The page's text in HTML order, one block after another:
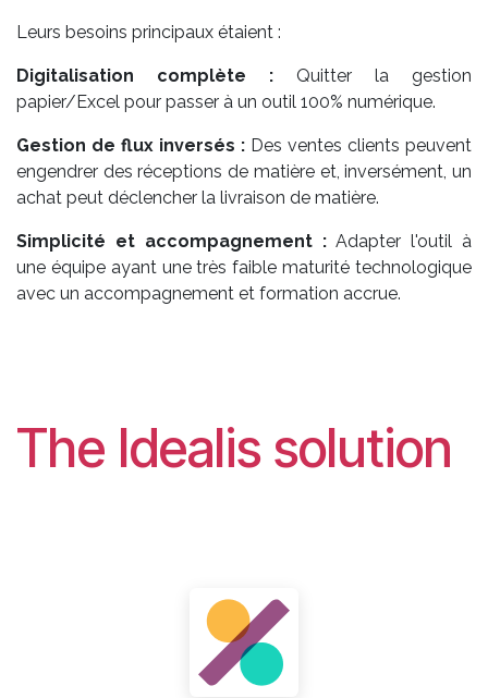
Leurs besoins principaux étaient :
Digitalisation complète : Quitter la gestion
papier/Excel pour passer à un outil 100% numérique.
Gestion de flux inversés : Des ventes clients peuvent
engendrer des réceptions de matière et, inversément, un
achat peut déclencher la livraison de matière.
Simplicité et accompagnement :Adapter l'outil à
une équipe ayant une très faible maturité technologique
avec un accompagnement et formation accrue.
The Idealis solution